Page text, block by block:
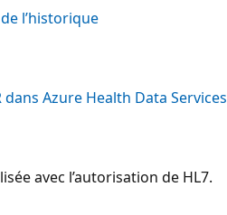
l’historique
dans Azure Health Data Services
avec l’autorisation de HL7.